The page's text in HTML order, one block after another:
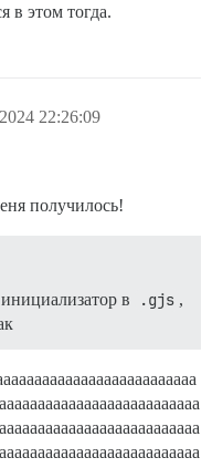
в этом тогда.
22:26:09
получилось!
в
.gjs ,